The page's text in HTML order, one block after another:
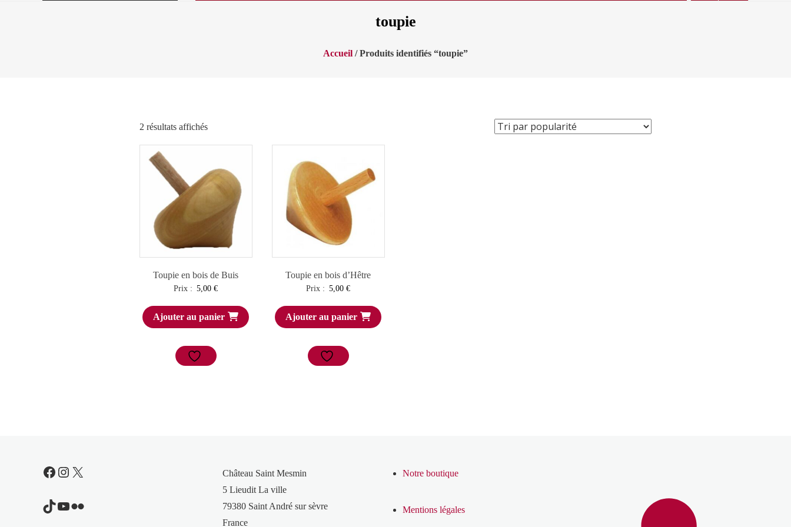
toupie
Accueil / Produits identifiés “toupie”
2 résultats affichésTrié
par
Toupie en bois de Buis
Prix : 5,00€
Ajouter au panier
Toupie en bois d’Hêtre
Prix : 5,00€
Ajouter au panier
Facebook
Instagram
X
TikTok
YouTube
Flickr
Château Saint Mesmin
5 Lieudit La ville
79380 Saint André sur sèvre
France
Notre boutique
Mentions légales